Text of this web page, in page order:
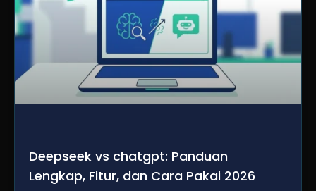
Deepseek vs chatgpt: Panduan
Lengkap, Fitur, dan Cara Pakai 2026